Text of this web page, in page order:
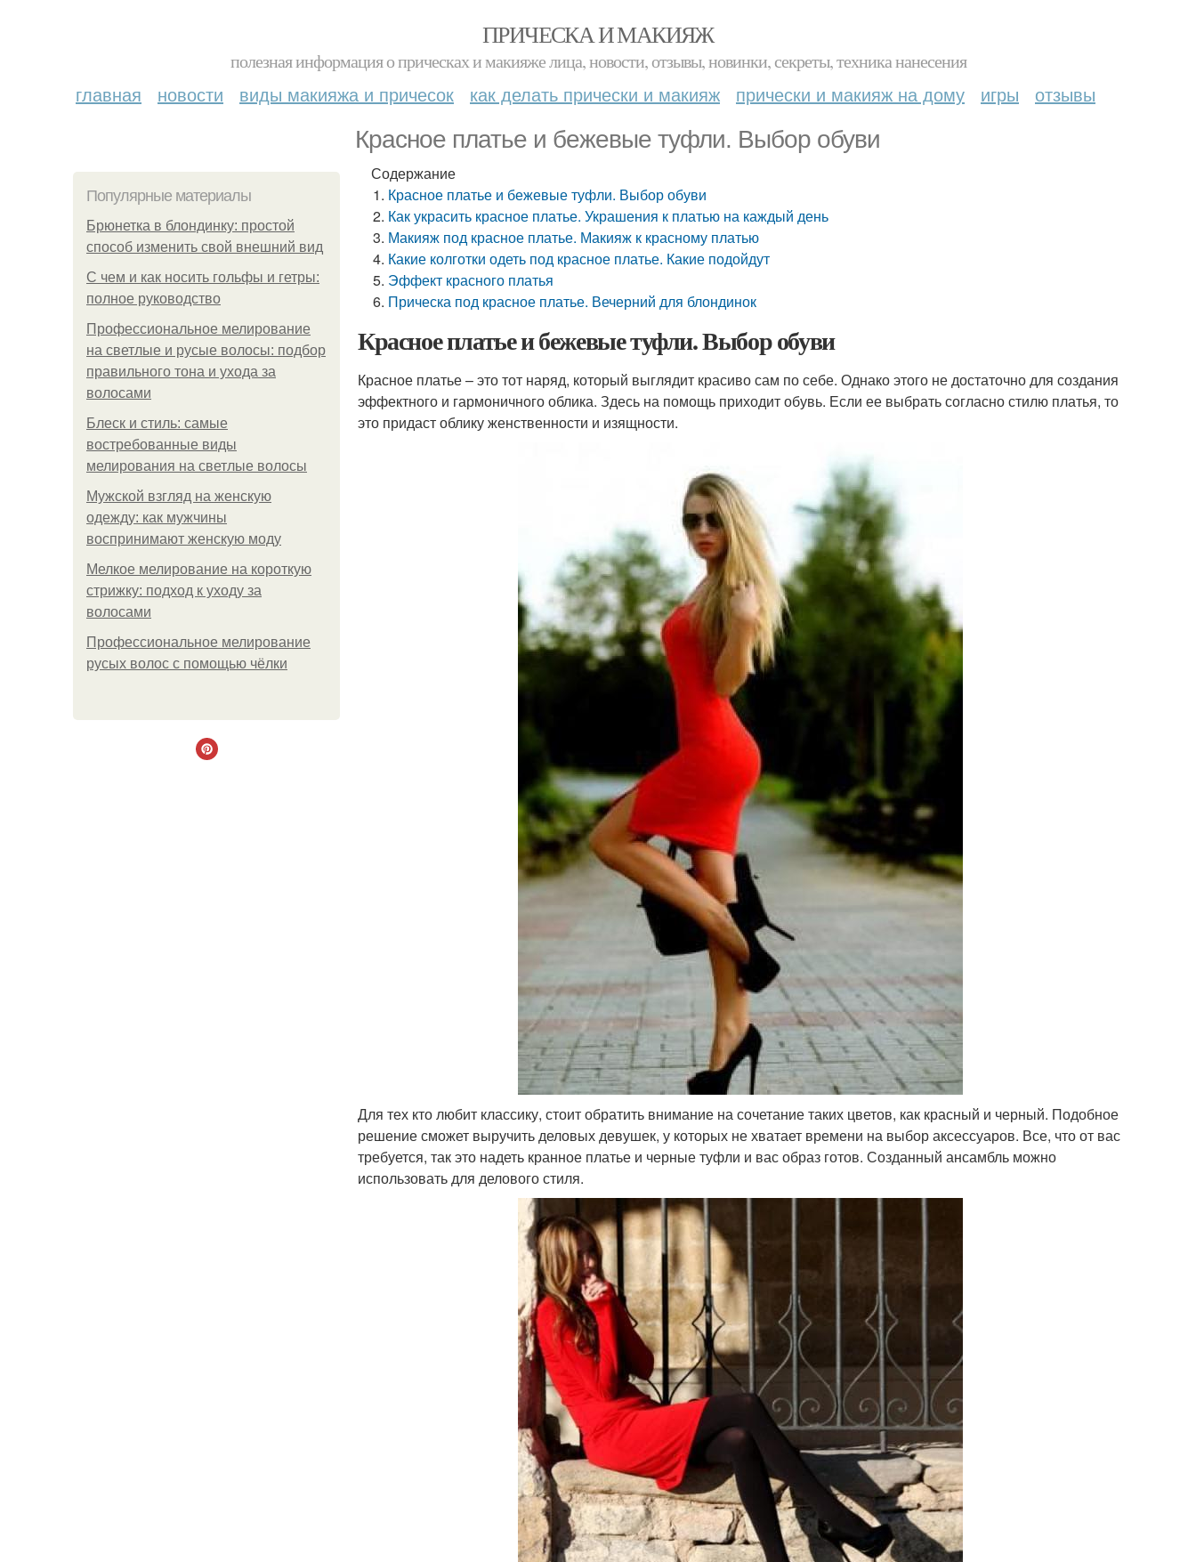
ПРИЧЕСКА И МАКИЯЖ
полезная информация о прическах и макияже лица, новости, отзывы, новинки, секреты, техника нанесения
главная новости виды макияжа и причесок как делать прически и макияж прически и макияж на дому игры отзывы
Красное платье и бежевые туфли. Выбор обуви
Популярные материалы
Брюнетка в блондинку: простой
способ изменить свой внешний вид
С чем и как носить гольфы и гетры:
полное руководство
Профессиональное мелирование
на светлые и русые волосы: подбор
правильного тона и ухода за
волосами
Блеск и стиль: самые
востребованные виды
мелирования на светлые волосы
Мужской взгляд на женскую
одежду: как мужчины
воспринимают женскую моду
Мелкое мелирование на короткую
стрижку: подход к уходу за
волосами
Профессиональное мелирование
русых волос с помощью чёлки
Содержание
Красное платье и бежевые туфли. Выбор обуви
Как украсить красное платье. Украшения к платью на каждый день
Макияж под красное платье. Макияж к красному платью
Какие колготки одеть под красное платье. Какие подойдут
Эффект красного платья
Прическа под красное платье. Вечерний для блондинок
Красное платье и бежевые туфли. Выбор обуви
Красное платье – это тот наряд, который выглядит красиво сам по себе. Однако этого не достаточно для создания
эффектного и гармоничного облика. Здесь на помощь приходит обувь. Если ее выбрать согласно стилю платья, то
это придаст облику женственности и изящности.
Для тех кто любит классику, стоит обратить внимание на сочетание таких цветов, как красный и черный. Подобное
решение сможет выручить деловых девушек, у которых не хватает времени на выбор аксессуаров. Все, что от вас
требуется, так это надеть кранное платье и черные туфли и вас образ готов. Созданный ансамбль можно
использовать для делового стиля.